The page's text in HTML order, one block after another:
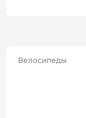
Велосипеды